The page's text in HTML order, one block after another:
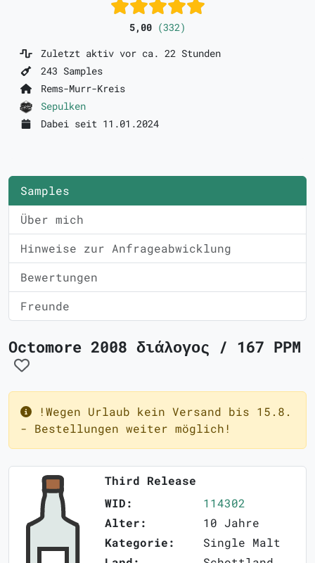
5,00 (332)
Zuletzt aktiv vor ca. 22 Stunden
243 Samples
Rems-Murr-Kreis
Sepulken
Dabei seit 11.01.2024
Samples
Über mich
Hinweise zur Anfrageabwicklung
Bewertungen
Freunde
Octomore 2008 διάλογος / 167 PPM
!Wegen Urlaub kein Versand bis 15.8.
- Bestellungen weiter möglich!
Third Release
WID:
114302
Alter:
10 Jahre
Kategorie:
Single Malt